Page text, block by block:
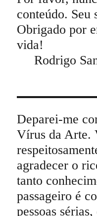
conteúdo. Seu
Obrigado por
Rodrigo
Deparei-me
Vírus da Arte.
agradecer o
tanto
passageiro é
pessoas